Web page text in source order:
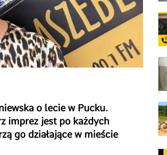
o lecie w Pucku.
imprez jest po każdych
go działające w mieście